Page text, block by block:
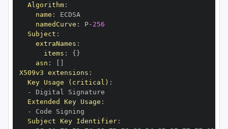
Algorithm:
name :
namedCurve : P- 256
Subject :
extraNames :
items : { }
asn :
X509v3 extensions :
Key Usage (critical) :
-
Extended Key Usage :
-
Subject Key Identifier: